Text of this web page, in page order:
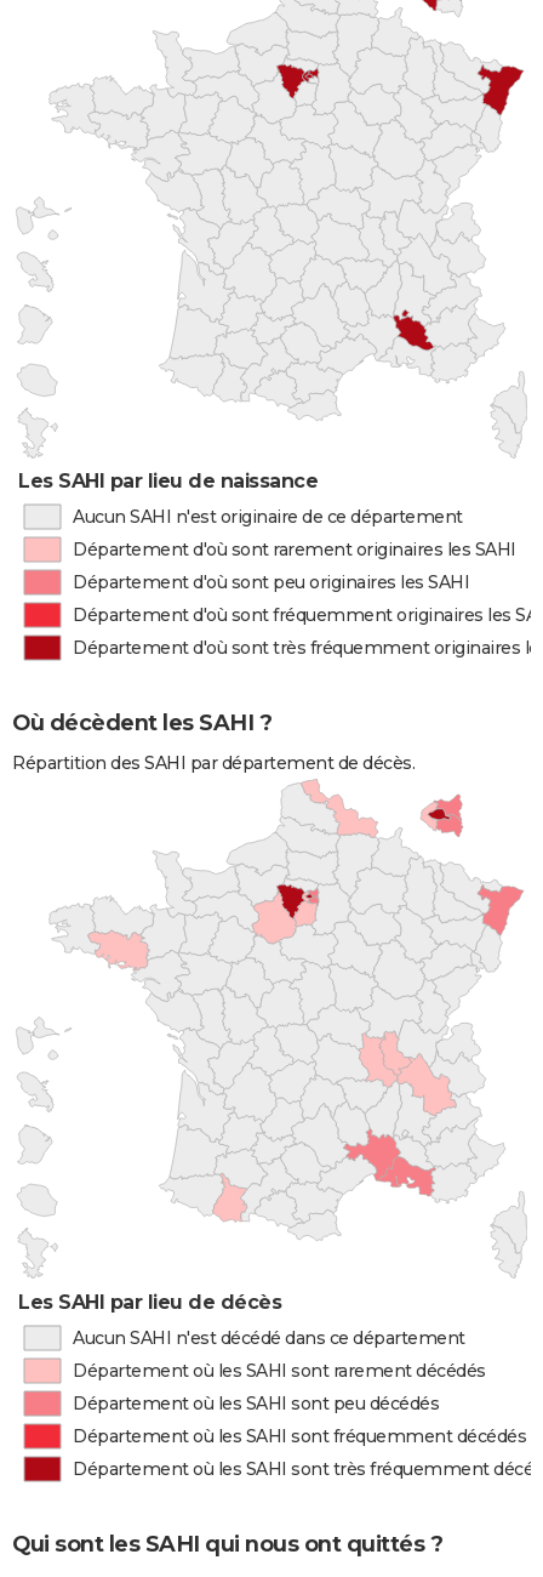
Les SAHI par lieu de naissance
Aucun SAHI n'est originaire de ce département
Département d'où sont rarement originaires les SAHI
Département d'où sont peu originaires les SAHI
Département d'où sont fréquemment originaires les
Département d'où sont très fréquemment originaires
Où décèdent les SAHI ?
Répartition des SAHI par département de décès.
Les SAHI par lieu de décès
Aucun SAHI n'est décédé dans ce département
Département où les SAHI sont rarement décédés
Département où les SAHI sont peu décédés
Département où les SAHI sont fréquemment décédés
Département où les SAHI sont très fréquemment
Qui sont les SAHI qui nous ont quittés ?